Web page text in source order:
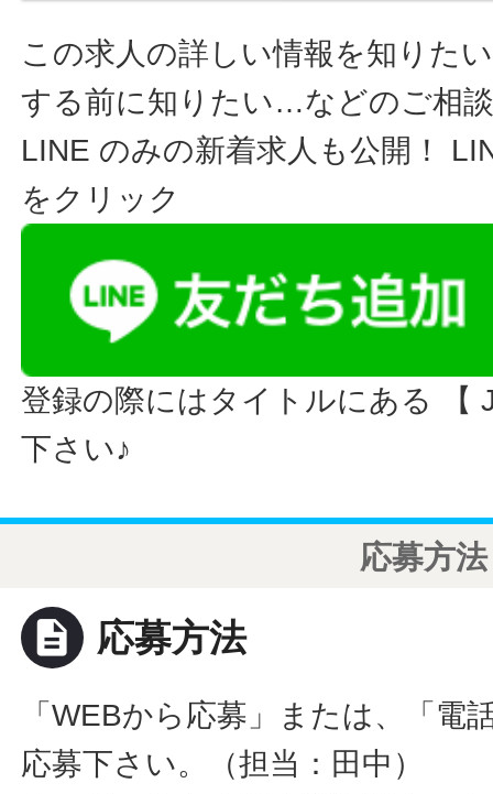
この求人の詳しい情報を知りた
する前に知りたい…などのご相
LINE のみの新着求人も公開！
をクリック
登録の際にはタイトルにある 【
下さい♪
応募方法
description 応募方法
「WEBから応募」または、「電
応募下さい。（担当：田中）